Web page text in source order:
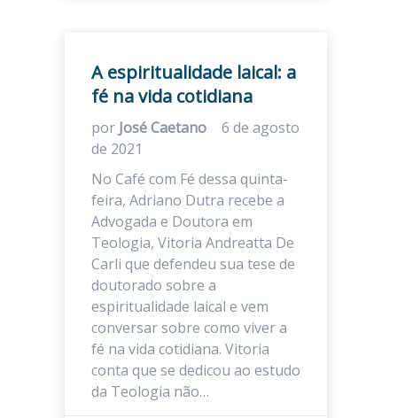
A espiritualidade laical: a
fé na vida cotidiana
por José Caetano
6 de agosto
de 2021
No Café com Fé dessa quinta-
feira, Adriano Dutra recebe a
Advogada e Doutora em
Teologia, Vitoria Andreatta De
Carli que defendeu sua tese de
doutorado sobre a
espiritualidade laical e vem
conversar sobre como viver a
fé na vida cotidiana. Vitoria
conta que se dedicou ao estudo
da Teologia não…